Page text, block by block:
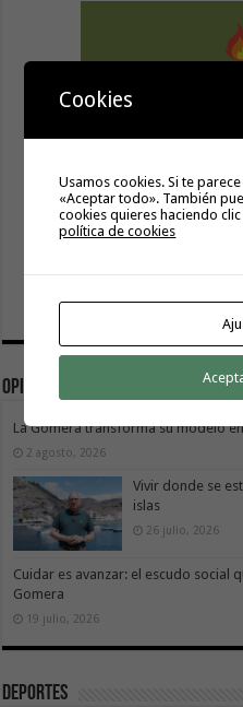
Opinión
La Gomera transforma su modelo
2 agosto, 2026
Vivir donde se
islas
26 julio, 2026
Cuidar es avanzar: el escudo social
Gomera
19 julio, 2026
Deportes
Cookies
Usamos cookies. Si te
«Aceptar todo». También
cookies quieres haciendo
política de cookies